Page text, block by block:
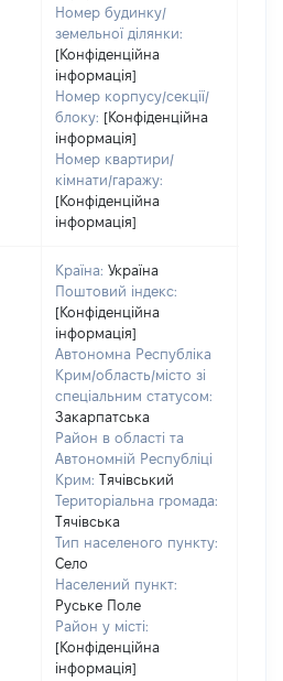
Номер будинку/
земельної ділянки:
[Конфіденційна
інформація]
Номер корпусу/секції/
блоку: [Конфіденційна
інформація]
Номер квартири/
кімнати/гаражу:
[Конфіденційна
інформація]
Країна: Україна
Поштовий індекс:
[Конфіденційна
інформація]
Автономна Республіка
Крим/область/місто зі
спеціальним статусом:
Закарпатська
Район в області та
Автономній Республіці
Крим: Тячівський
Територіальна громада:
Тячівська
Тип населеного пункту:
Село
Населений пункт:
Руське Поле
Район у місті:
[Конфіденційна
інформація]